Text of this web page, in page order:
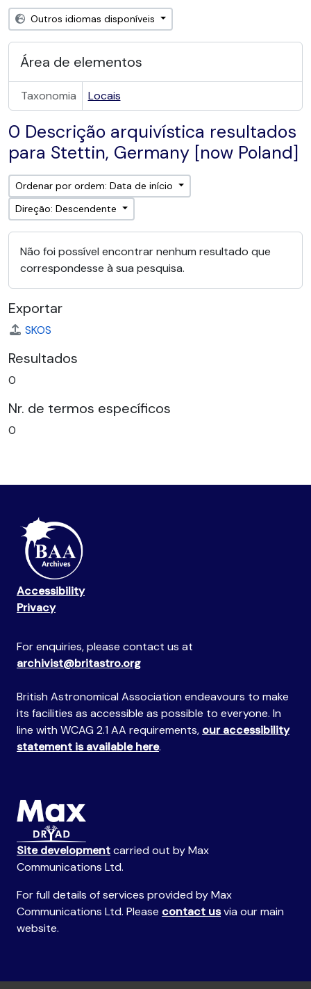
Outros idiomas disponíveis
Área de elementos
Taxonomia Locais
0 Descrição arquivística resultados
para Stettin, Germany [now Poland]
Ordenar por ordem: Data de início
Direção: Descendente
Não foi possível encontrar nenhum resultado que
correspondesse à sua pesquisa.
Exportar
SKOS
Resultados
0
Nr. de termos específicos
0
Accessibility
Privacy
For enquiries, please contact us at
archivist@britastro.org
British Astronomical Association endeavours to make
its facilities as accessible as possible to everyone. In
line with WCAG 2.1 AA requirements, our accessibility
statement is available here.
Site developmentcarried out by Max
Communications Ltd.
For full details of services provided by Max
Communications Ltd. Please contact usvia our main
website.